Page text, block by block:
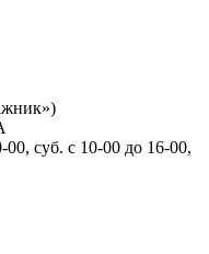
суб. с 10-00 до 16-00,